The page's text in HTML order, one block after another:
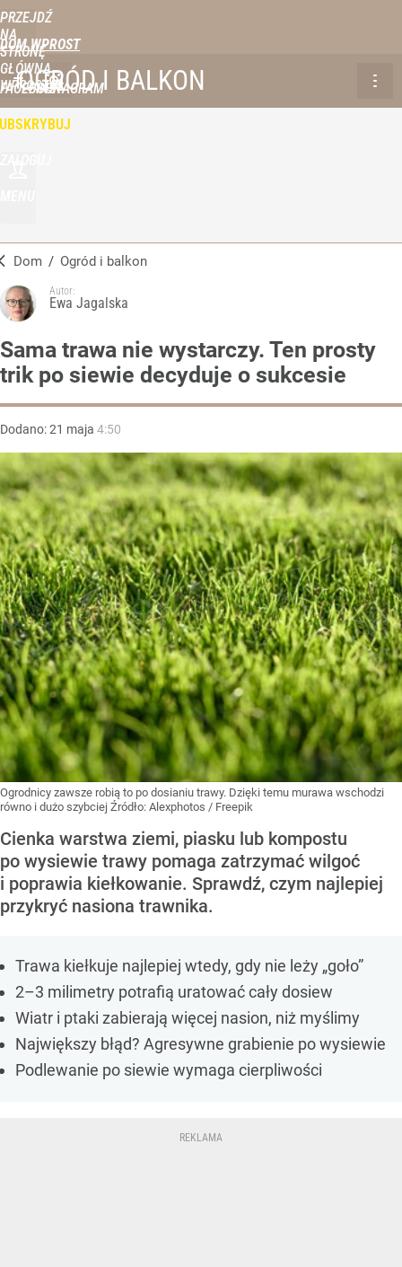
PRZEJDŹ
NA
STRONĘ
GŁÓWNĄ
WPROST.PL
DOM WPROST
FACEBOOKINSTAGRAM
OGRÓD I BALKON
Dom / Ogród i balkon
Autor:
Ewa Jagalska
Sama trawa nie wystarczy. Ten prosty
trik po siewie decyduje o sukcesie
Dodano:21 maja 4:50
Ogrodnicy zawsze robią to po dosianiu trawy. Dzięki temu murawa wschodzi
równo i dużo szybciej Źródło: Alexphotos / Freepik
Cienka warstwa ziemi, piasku lub kompostu
po wysiewie trawy pomaga zatrzymać wilgoć
i poprawia kiełkowanie. Sprawdź, czym najlepiej
przykryć nasiona trawnika.
Trawa kiełkuje najlepiej wtedy, gdy nie leży „goło”
2–3 milimetry potrafią uratować cały dosiew
Wiatr i ptaki zabierają więcej nasion, niż myślimy
Największy błąd? Agresywne grabienie po wysiewie
Podlewanie po siewie wymaga cierpliwości